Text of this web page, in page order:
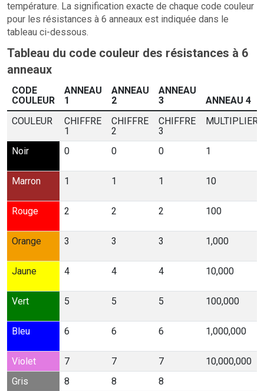
température. La signification exacte de chaque code couleur
pour les résistances à 6 anneaux est indiquée dans le
tableau ci-dessous.
Tableau du code couleur des résistances à 6
anneaux
CODE
COULEUR
ANNEAU
1
ANNEAU
2
ANNEAU
3
ANNEAU 4
COULEUR
CHIFFRE
1
CHIFFRE
2
CHIFFRE
3
MULTIPLIER
Noir 0 0 0 1
Marron 1 1 1 10
Rouge 2 2 2 100
Orange 3 3 3 1,000
Jaune 4 4 4 10,000
Vert 5 5 5 100,000
Bleu 6 6 6 1,000,000
Violet 7 7 7
10,000,000
Gris
8 8
8